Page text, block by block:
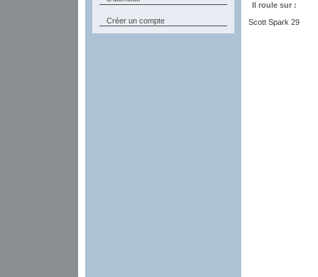
Créer un compte
Il roule sur :
Scott Spark 29